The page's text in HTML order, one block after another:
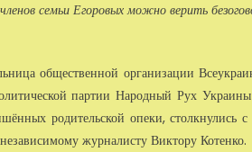
семьи Егоровых можно верить
общественной организации
партии Народный Рух
родительской опеки,
журналисту Виктору Котенко.